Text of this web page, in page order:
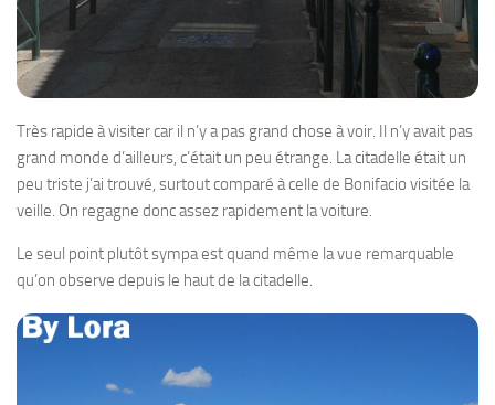
Très rapide à visiter car il n’y a pas grand chose à voir. Il n’y avait pas
grand monde d’ailleurs, c’était un peu étrange. La citadelle était un
peu triste j’ai trouvé, surtout comparé à celle de Bonifacio visitée la
veille. On regagne donc assez rapidement la voiture.
Le seul point plutôt sympa est quand même la vue remarquable
qu’on observe depuis le haut de la citadelle.